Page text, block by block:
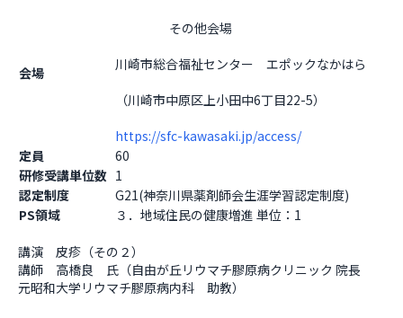
会場
川崎市総合福祉センター　エポックなかはら
（川崎市中原区上小田中6丁目22-5）
https://sfc-kawasaki.jp/access/
定員
60
研修受講単位数 1
認定制度
G21(神奈川県薬剤師会生涯学習認定制度)
PS領域
３．地域住民の健康増進 単位：1
講演　皮疹（その２）
講師　高橋良　氏（自由が丘リウマチ膠原病クリニック 院長
元昭和大学リウマチ膠原病内科　助教）